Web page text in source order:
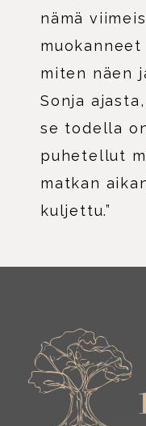
nämä
miten näen
Sonja
se todella
puhetellut
matkan
kuljettu.”